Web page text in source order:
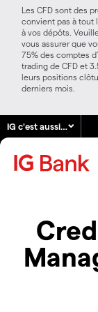
Les CFD sont des
convient pas à tout
à vos dépôts.
vous assurer que
75% des comptes
trading de CFD et
leurs positions
derniers mois.
IG c'est aussi…